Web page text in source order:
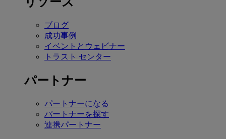
ブログ
成功事例
イベントとウェビナー
トラスト センター
パートナー
パートナーになる
パートナーを探す
連携パートナー